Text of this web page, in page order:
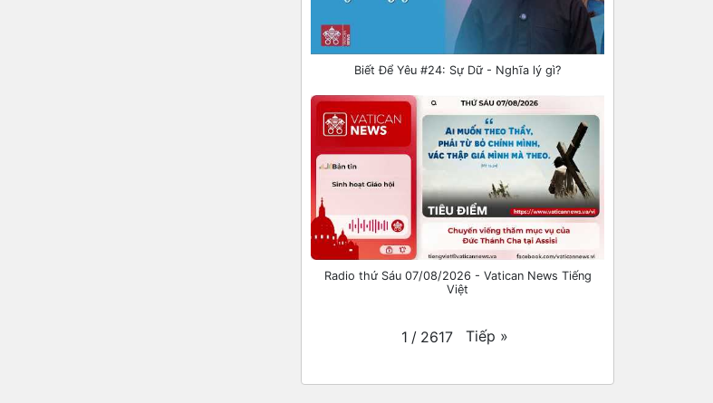
Biết Để Yêu #24: Sự Dữ - Nghĩa lý gì?
Radio thứ Sáu 07/08/2026 - Vatican News Tiếng
Việt
1 / 2617 Tiếp »